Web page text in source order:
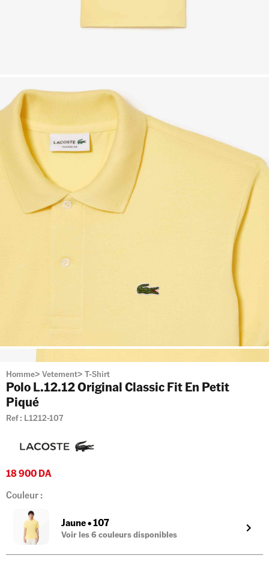
Homme> Vetement> T-Shirt
Polo L.12.12 Original Classic Fit En Petit
Piqué
Ref : L1212-107
18 900DA
Couleur :
Jaune•107
Voir les6 couleurs disponibles